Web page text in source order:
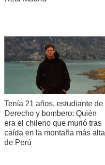
Tenía 21 años, estudiante de
Derecho y bombero: Quién
era el chileno que murió tras
caída en la montaña más alta
de Perú